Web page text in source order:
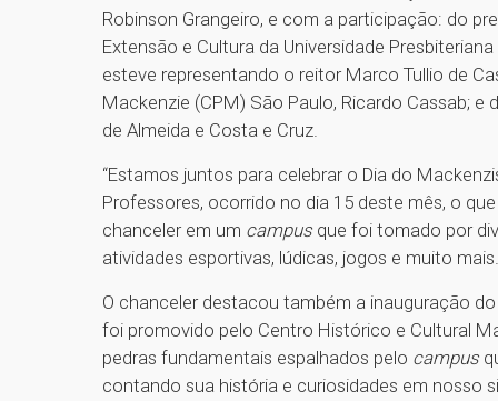
Robinson Grangeiro, e com a participação: do
Extensão e Cultura da Universidade
esteve representando o reitor Marco Tullio de
Mackenzie (CPM) São Paulo, Ricardo Cassab;
de Almeida e Costa e Cruz.
“Estamos juntos para celebrar o Dia do
Professores, ocorrido no dia 15 deste mês, o
chanceler em um campus que foi tomado por
atividades esportivas, lúdicas, jogos e muito mais.
O chanceler destacou também a inauguração
foi promovido pelo Centro Histórico e Cultural
pedras fundamentais espalhados pelo campus
contando sua história e curiosidades em nosso